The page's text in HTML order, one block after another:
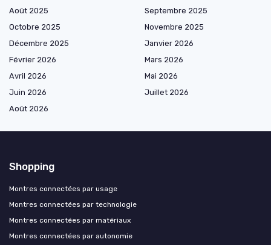
Août 2025
Septembre 2025
Octobre 2025
Novembre 2025
Décembre 2025
Janvier 2026
Février 2026
Mars 2026
Avril 2026
Mai 2026
Juin 2026
Juillet 2026
Août 2026
Shopping
Montres connectées par usage
Montres connectées par technologie
Montres connectées par matériaux
Montres connectées par autonomie